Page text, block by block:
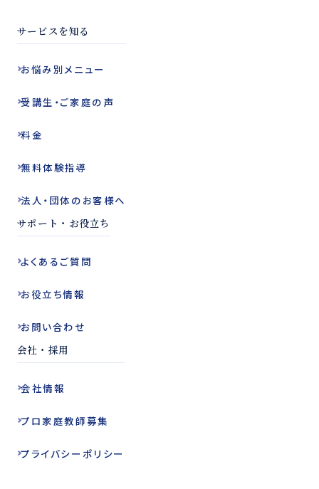
サービスを知る
お悩み別メニュー
受講生・ご家庭の声
料金
無料体験指導
法人・団体の お客様へ
サポート・お役立ち
よくある ご質問
お役立ち情報
お問い合わせ
会社・採用
会社情報
プロ家庭教師募集
プライバシー ポリシー